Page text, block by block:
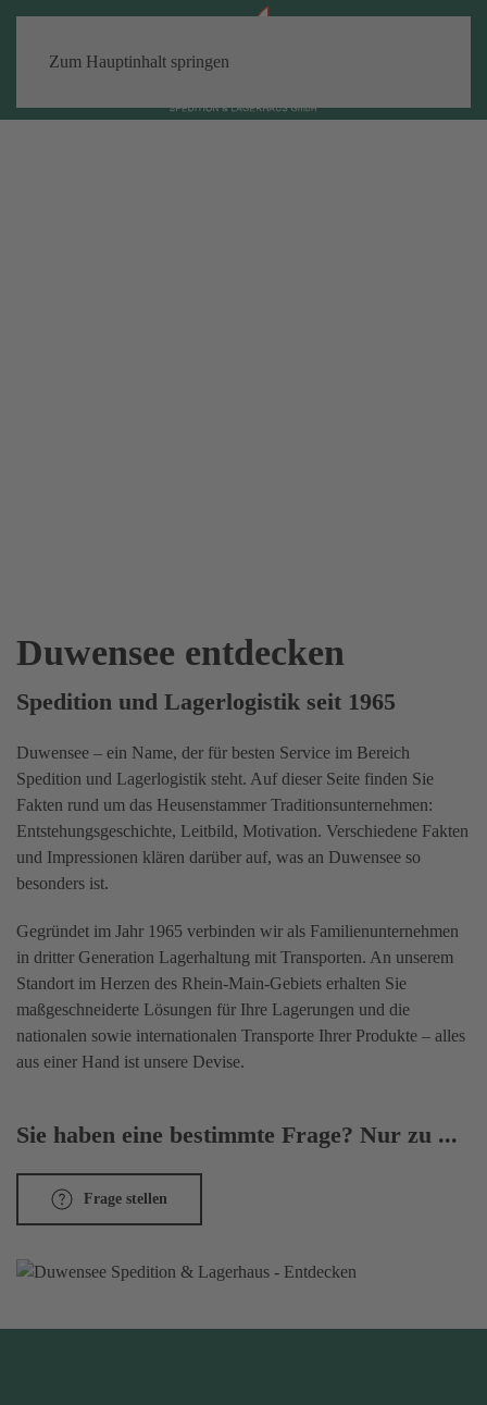
Zum Hauptinhalt springen
Duwensee entdecken
Spedition und Lagerlogistik seit 1965
Duwensee – ein Name, der für besten Service im Bereich
Spedition und Lagerlogistik steht. Auf dieser Seite finden Sie
Fakten rund um das Heusenstammer Traditionsunternehmen:
Entstehungsgeschichte, Leitbild, Motivation. Verschiedene Fakten
und Impressionen klären darüber auf, was an Duwensee so
besonders ist.
Gegründet im Jahr 1965 verbinden wir als Familienunternehmen
in dritter Generation Lagerhaltung mit Transporten. An unserem
Standort im Herzen des Rhein-Main-Gebiets erhalten Sie
maßgeschneiderte Lösungen für Ihre Lagerungen und die
nationalen sowie internationalen Transporte Ihrer Produkte – alles
aus einer Hand ist unsere Devise.
Sie haben eine bestimmte Frage? Nur zu ...
Frage stellen